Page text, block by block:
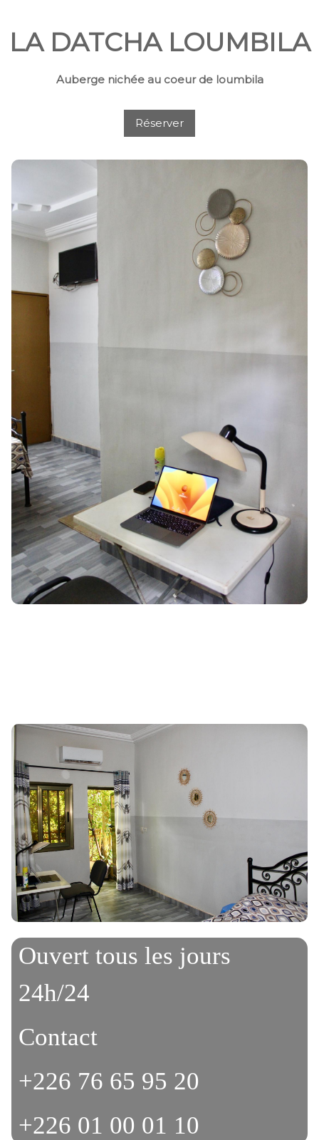
LA DATCHA LOUMBILA
Auberge nichée au coeur de loumbila
Réserver
Ouvert tous les jours
24h/24
Contact
+226 76 65 95 20
+226 01 00 01 10